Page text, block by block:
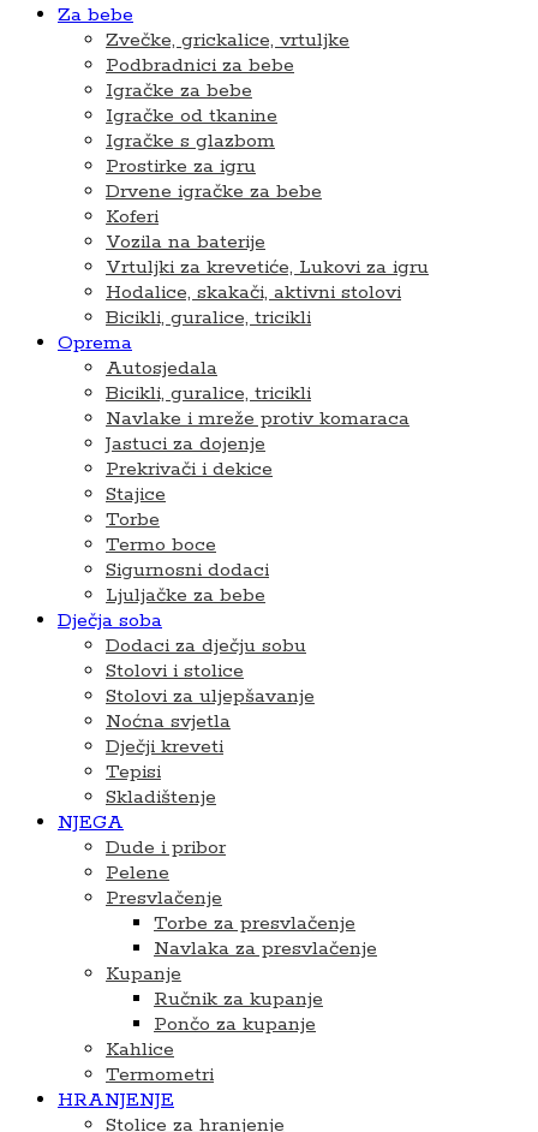
Za bebe
Zvečke, grickalice, vrtuljke
Podbradnici za bebe
Igračke za bebe
Igračke od tkanine
Igračke s glazbom
Prostirke za igru
Drvene igračke za bebe
Koferi
Vozila na baterije
Vrtuljki za krevetiće, Lukovi za igru
Hodalice, skakači, aktivni stolovi
Bicikli, guralice, tricikli
Oprema
Autosjedala
Bicikli, guralice, tricikli
Navlake i mreže protiv komaraca
Jastuci za dojenje
Prekrivači i dekice
Stajice
Torbe
Termo boce
Sigurnosni dodaci
Ljuljačke za bebe
Dječja soba
Dodaci za dječju sobu
Stolovi i stolice
Stolovi za uljepšavanje
Noćna svjetla
Dječji kreveti
Tepisi
Skladištenje
NJEGA
Dude i pribor
Pelene
Presvlačenje
Torbe za presvlačenje
Navlaka za presvlačenje
Kupanje
Ručnik za kupanje
Pončo za kupanje
Kahlice
Termometri
HRANJENJE
Stolice za hranjenje